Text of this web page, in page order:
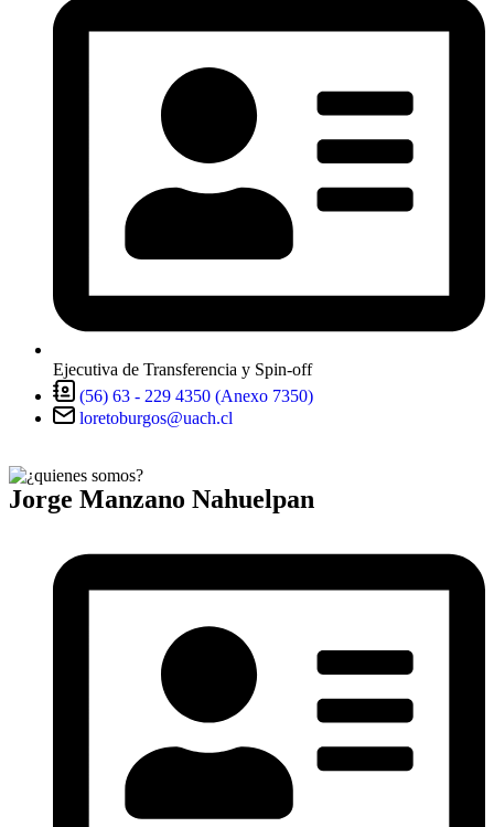
Ejecutiva de Transferencia y Spin-off
(56) 63 - 229 4350 (Anexo 7350)
loretoburgos@uach.cl
Jorge Manzano Nahuelpan